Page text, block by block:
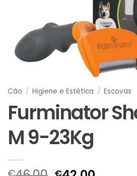
Cão / Higiene e Estética / Escovas
Furminator
M 9-23Kg
€ €